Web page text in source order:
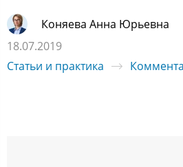
Коняева Анна Юрьевна
18.07.2019
Статьи и практика